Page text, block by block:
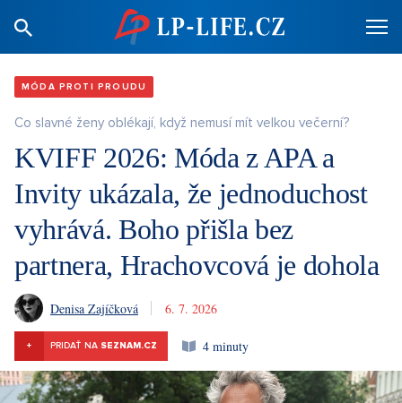
MÓDA PROTI PROUDU
Co slavné ženy oblékají, když nemusí mít velkou večerní?
KVIFF 2026: Móda z APA a
Invity ukázala, že jednoduchost
vyhrává. Boho přišla bez
partnera, Hrachovcová je dohola
Denisa Zajíčková 6. 7. 2026
+ PRIDAŤ NA SEZNAM.CZ 4 minuty